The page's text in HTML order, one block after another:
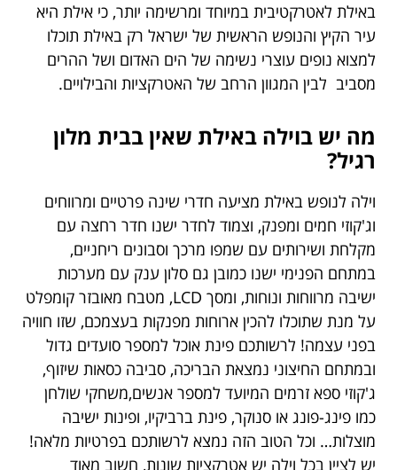
באילת לאטרקטיבית במיוחד ומרשימה יותר, כי אילת היא
עיר הקיץ והנופש הראשית של ישראל רק באילת תוכלו
למצוא נופים עוצרי נשימה של הים האדום ושל ההרים
מסביב לבין המגוון הרחב של האטרקציות והבילויים.
מה יש בוילה באילת שאין בבית מלון
רגיל?
וילה לנופש באילת מציעה חדרי שינה פרטיים ומרווחים
וג'קוזי חמים ומפנק, וצמוד לחדר ישנו חדר רחצה עם
מקלחת ושירותים עם שמפו מרכך וסבונים ריחניים,
במתחם הפנימי ישנו כמובן גם סלון ענק עם מערכות
ישיבה מרווחות ונוחות, ומסך LCD, מטבח מאובזר קומפלט
על מנת שתוכלו להכין ארוחות מפנקות בעצמכם, שזו חוויה
בפני עצמה! לרשותכם פינת אוכל למספר סועדים גדול
ובמתחם החיצוני נמצאת הבריכה, סביבה כסאות שיזוף,
ג'קוזי ספא זרמים המיועד למספר אנשים,משחקי שולחן
כמו פינג-פונג או סנוקר, פינת ברביקיו, ופינות ישיבה
מוצלות… וכל הטוב הזה נמצא לרשותכם בפרטיות מלאה!
יש לציין בכל וילה יש אטרקציות שונות, חשוב מאוד